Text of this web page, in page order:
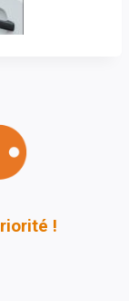
!